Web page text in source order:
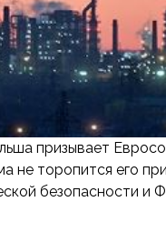
призывает
не торопится его
безопасности и